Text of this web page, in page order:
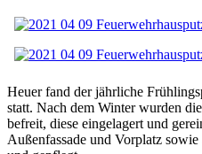
Heuer fand der jährliche
statt. Nach dem Winter wurden
befreit, diese eingelagert und
Außenfassade und Vorplatz